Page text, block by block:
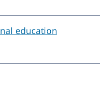
education